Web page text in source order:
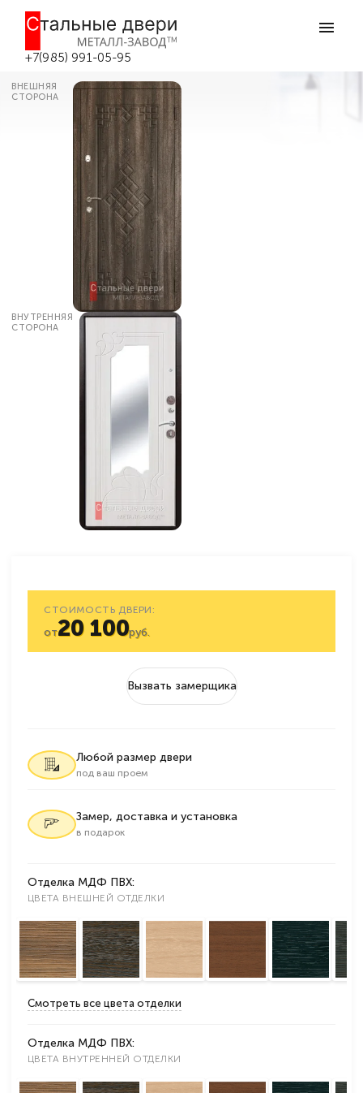
+7(985) 991-05-95
Входная дверь с зеркальными
вставками №8 в Боровске
ВНЕШНЯЯ
СТОРОНА
ВНУТРЕННЯЯ
СТОРОНА
СТОИМОСТЬ ДВЕРИ:
от20 100руб.
Вызвать замерщика
Любой размер двери
под ваш проем
Замер, доставка и установка
в подарок
Отделка МДФ ПВХ:
ЦВЕТА ВНЕШНЕЙ ОТДЕЛКИ
Смотреть все цвета отделки
Отделка МДФ ПВХ:
ЦВЕТА ВНУТРЕННЕЙ ОТДЕЛКИ